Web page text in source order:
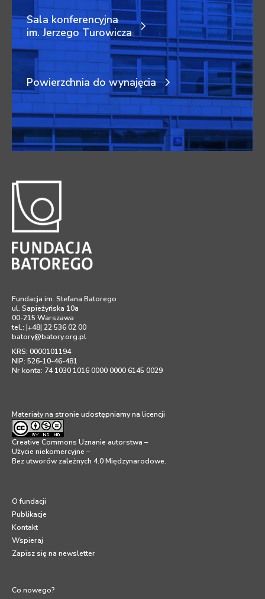
Fundacja im. Stefana Batorego
ul. Sapieżyńska 10a
00-215 Warszawa
tel.: |+48| 22 536 02 00
batory@batory.org.pl
KRS: 0000101194
NIP: 526-10-46-481
Nr konta: 74 1030 1016 0000 0000 6145 0029
Materiały na stronie udostępniamy na licencji
Creative Commons Uznanie autorstwa –
Użycie niekomercyjne –
Bez utworów zależnych 4.0 Międzynarodowe.
O fundacji
Publikacje
Kontakt
Wspieraj
Zapisz się na newsletter
Co nowego?
Sala konferencyjna
im. Jerzego Turowicza
Powierzchnia do wynajęcia